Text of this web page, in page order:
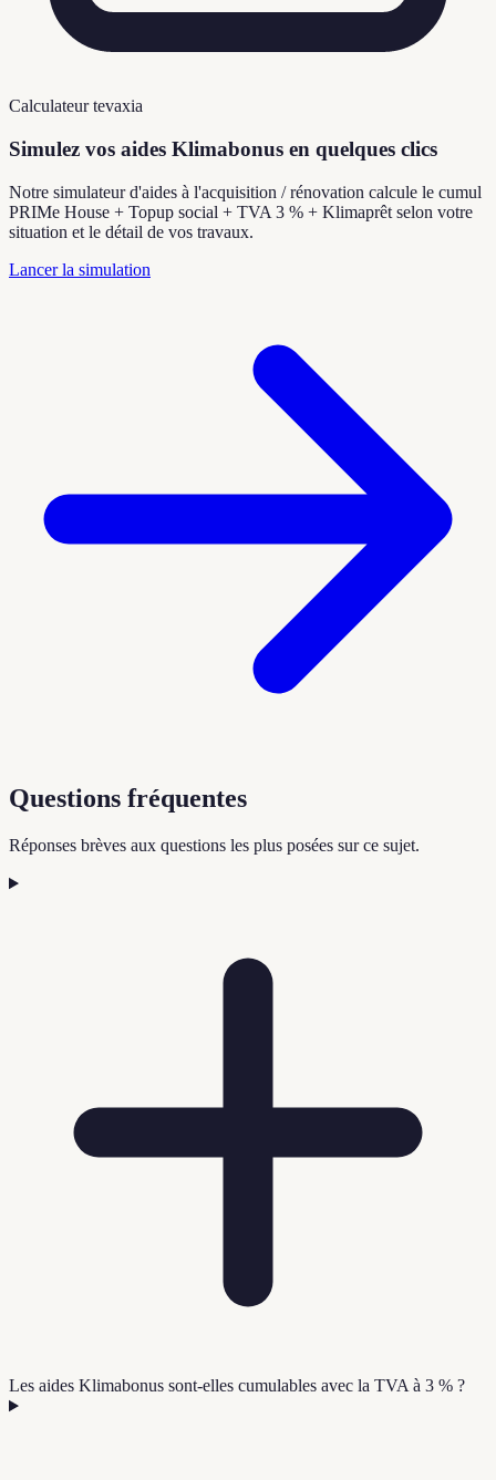
Calculateur tevaxia
Simulez vos aides Klimabonus en quelques clics
Notre simulateur d'aides à l'acquisition / rénovation calcule le cumul
PRIMe House + Topup social + TVA 3 % + Klimaprêt selon votre
situation et le détail de vos travaux.
Lancer la simulation
Questions fréquentes
Réponses brèves aux questions les plus posées sur ce sujet.
Les aides Klimabonus sont-elles cumulables avec la TVA à 3 % ?